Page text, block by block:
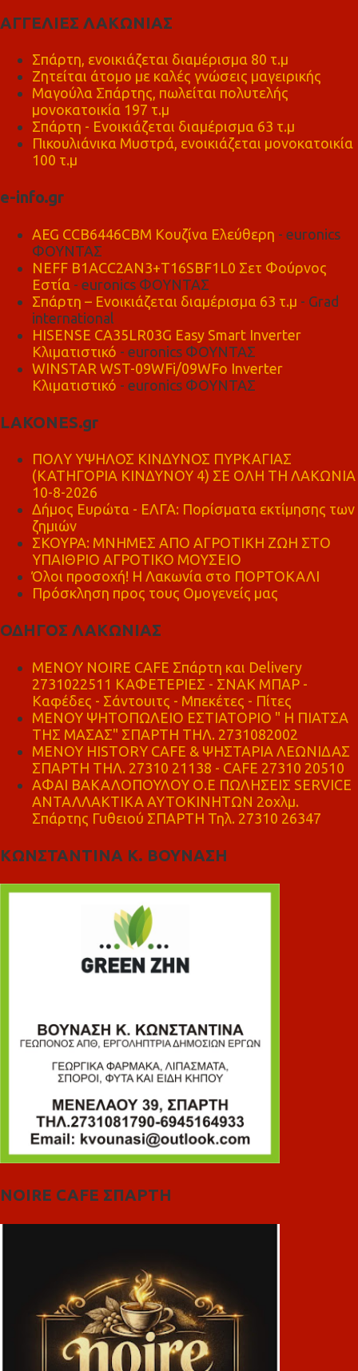
ΑΓΓΕΛΙΕΣ ΛΑΚΩΝΙΑΣ
Σπάρτη, ενοικιάζεται διαμέρισμα 80 τ.μ
Ζητείται άτομο με καλές γνώσεις μαγειρικής
Μαγούλα Σπάρτης, πωλείται πολυτελής
μονοκατοικία 197 τ.μ
Σπάρτη - Ενοικιάζεται διαμέρισμα 63 τ.μ
Πικουλιάνικα Μυστρά, ενοικιάζεται μονοκατοικία
100 τ.μ
e-info.gr
AEG CCB6446CBM Κουζίνα Ελεύθερη - euronics
ΦΟΥΝΤΑΣ
NEFF B1ACC2AN3+T16SBF1L0 Σετ Φούρνος
Εστία - euronics ΦΟΥΝΤΑΣ
Σπάρτη – Ενοικιάζεται διαμέρισμα 63 τ.μ - Grad
international
HISENSE CA35LR03G Easy Smart Inverter
Κλιματιστικό - euronics ΦΟΥΝΤΑΣ
WINSTAR WST-09WFi/09WFo Inverter
Κλιματιστικό - euronics ΦΟΥΝΤΑΣ
LAKONES.gr
ΠΟΛΥ ΥΨΗΛΟΣ ΚΙΝΔΥΝΟΣ ΠΥΡΚΑΓΙΑΣ
(ΚΑΤΗΓΟΡΙΑ ΚΙΝΔΥΝΟΥ 4) ΣΕ ΟΛΗ ΤΗ ΛΑΚΩΝΙΑ
10-8-2026
Δήμος Ευρώτα - ΕΛΓΑ: Πορίσματα εκτίμησης των
ζημιών
ΣΚΟΥΡΑ: ΜΝΗΜΕΣ ΑΠΟ ΑΓΡΟΤΙΚΗ ΖΩΗ ΣΤΟ
ΥΠΑΙΘΡΙΟ ΑΓΡΟΤΙΚΟ ΜΟΥΣΕΙΟ
Όλοι προσοχή! Η Λακωνία στο ΠΟΡΤΟΚΑΛΙ
Πρόσκληση προς τους Ομογενείς μας
ΟΔΗΓΟΣ ΛΑΚΩΝΙΑΣ
MENOY NOIRE CAFE Σπάρτη και Delivery
2731022511 ΚΑΦΕΤΕΡΙΕΣ - ΣΝΑΚ ΜΠΑΡ -
Καφέδες - Σάντουιτς - Μπεκέτες - Πίτες
ΜΕΝΟΥ ΨΗΤΟΠΩΛΕΙΟ ΕΣΤΙΑΤΟΡΙΟ " Η ΠΙΑΤΣΑ
ΤΗΣ ΜΑΣΑΣ" ΣΠΑΡΤΗ ΤΗΛ. 2731082002
ΜΕΝΟΥ HISTORY CAFE & ΨΗΣΤΑΡΙΑ ΛΕΩΝΙΔΑΣ
ΣΠΑΡΤΗ ΤΗΛ. 27310 21138 - CAFE 27310 20510
ΑΦΑΙ ΒΑΚΑΛΟΠΟΥΛΟΥ Ο.Ε ΠΩΛΗΣΕΙΣ SERVICE
ΑΝΤΑΛΛΑΚΤΙΚΑ ΑΥΤΟΚΙΝΗΤΩΝ 2οχλμ.
Σπάρτης Γυθειού ΣΠΑΡΤΗ Τηλ. 27310 26347
ΚΩΝΣΤΑΝΤΙΝΑ Κ. ΒΟΥΝΑΣΗ
NOIRE CAFE ΣΠΑΡΤΗ